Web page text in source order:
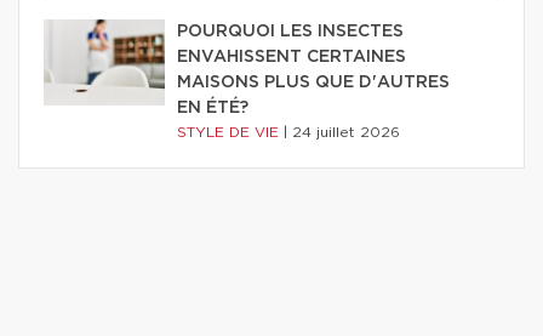
POURQUOI LES INSECTES
ENVAHISSENT CERTAINES
MAISONS PLUS QUE D'AUTRES
EN ÉTÉ?
STYLE DE VIE 24 juillet 2026